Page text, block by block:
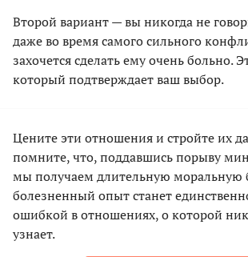
Второй вариант — вы никогда не
даже во время самого сильного
захочется сделать ему очень больно.
который подтверждает ваш выбор.
Цените эти отношения и стройте их
помните, что, поддавшись порыву
мы получаем длительную моральную
болезненный опыт станет
ошибкой в отношениях, о которой
узнает.